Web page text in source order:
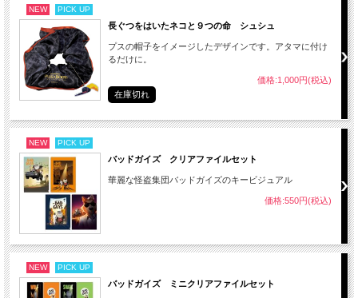
NEW PICK UP
長ぐつをはいたネコと９つの命 シュシュ
プスの帽子をイメージしたデザインです。アタマに付け
るだけに。
価格:1,000円(税込)
在庫切れ
NEW PICK UP
バッドガイズ クリアファイルセット
華麗な怪盗集団バッドガイズのキービジュアル
価格:550円(税込)
NEW PICK UP
バッドガイズ ミニクリアファイルセット